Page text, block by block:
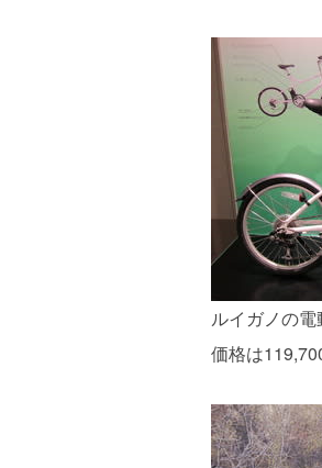
ルイガノの電
価格は